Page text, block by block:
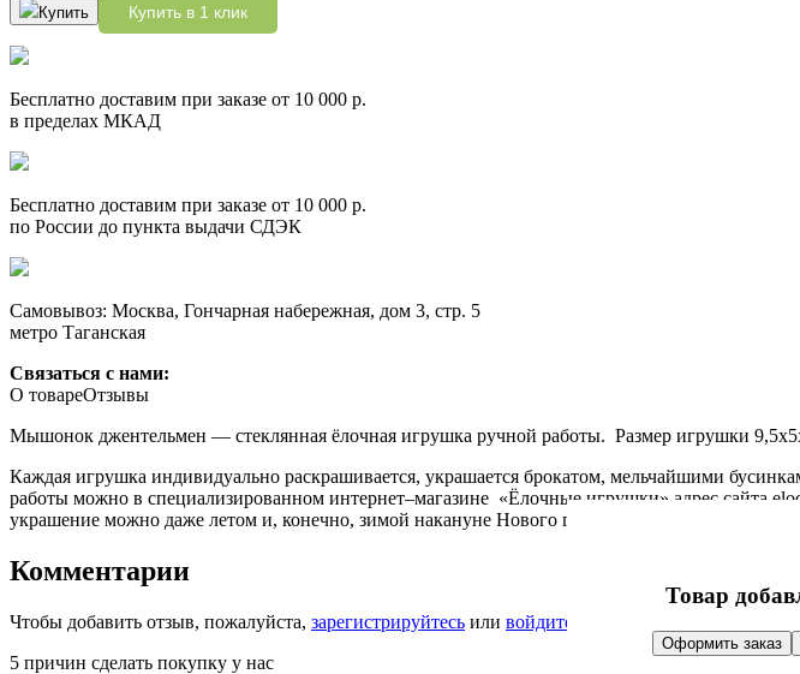
Купить Купить в 1 клик
Бесплатно доставим при заказе от 10 000 р.
в пределах МКАД
Бесплатно доставим при заказе от 10 000 р.
по России до пункта выдачи СДЭК
Самовывоз: Москва, Гончарная набережная, дом 3, стр. 5
метро Таганская
Связаться с нами:
О товареОтзывы
Мышонок джентельмен — стеклянная ёлочная игрушка ручной работы. Размер игрушки
Каждая игрушка индивидуально раскрашивается, украшается брокатом, мельчайшими
работы можно в специализированном интернет–магазине «Ёлочные игрушки» адрес сайта
украшение можно даже летом и, конечно, зимой накануне Нового года!
Комментарии
Чтобы добавить отзыв, пожалуйста, зарегистрируйтесь или войдите
5 причин сделать покупку у нас
Товар
Оформить заказ